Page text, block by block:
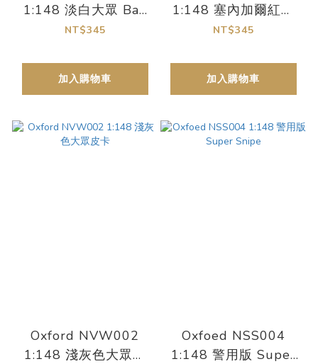
1:148 淡白大眾 Bay
Windon 皮卡
NT$345
加入購物車
1:148 塞內加爾紅大
眾麵包車
NT$345
加入購物車
Oxford NVW002
1:148 淺灰色大眾皮
Oxfoed NSS004
1:148 警用版 Super